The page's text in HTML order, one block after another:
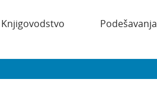
Knjigovodstvo Podešavanja